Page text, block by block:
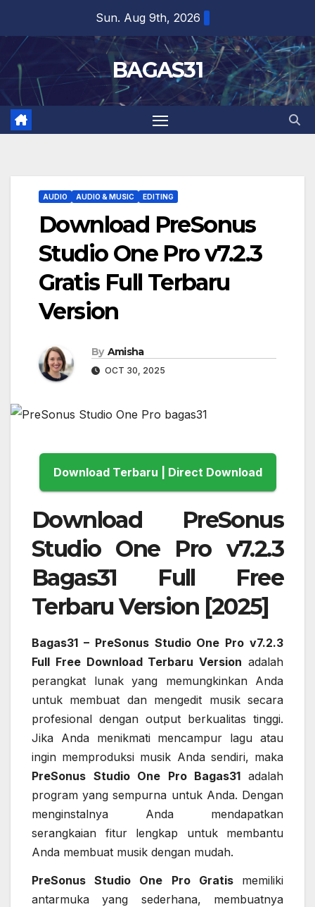
content
Sun. Aug 9th, 2026
BAGAS31
AUDIO AUDIO & MUSIC EDITING
Download PreSonus
Studio One Pro v7.2.3
Gratis Full Terbaru
Version
By Amisha
OCT 30, 2025
Download Terbaru | Direct Download
Download PreSonus
Studio One Pro v7.2.3
Bagas31 Full Free
Terbaru Version [2025]
Bagas31 – PreSonus Studio One Pro v7.2.3
Full Free Download Terbaru Version adalah
perangkat lunak yang memungkinkan Anda
untuk membuat dan mengedit musik secara
profesional dengan output berkualitas tinggi.
Jika Anda menikmati mencampur lagu atau
ingin memproduksi musik Anda sendiri, maka
PreSonus Studio One Pro Bagas31 adalah
program yang sempurna untuk Anda. Dengan
menginstalnya Anda mendapatkan
serangkaian fitur lengkap untuk membantu
Anda membuat musik dengan mudah.
PreSonus Studio One Pro Gratis memiliki
antarmuka yang sederhana, membuatnya